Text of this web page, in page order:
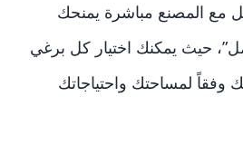
مع المصنع مباشرة يمنحك
حيث يمكنك اختيار كل برغي
لمساحتك واحتياجاتك